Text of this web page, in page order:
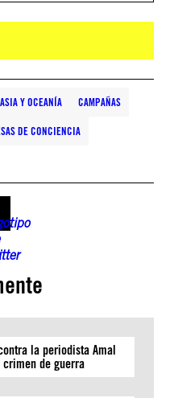
ASIA Y OCEANÍA CAMPAÑAS
DE CONCIENCIA
la periodista Amal
de guerra